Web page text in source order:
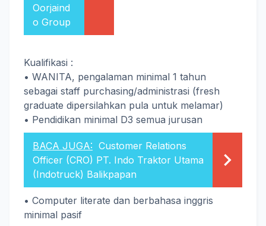
Oorjaind
o Group
Kualifikasi :
• WANITA, pengalaman minimal 1 tahun
sebagai staff purchasing/administrasi (fresh
graduate dipersilahkan pula untuk melamar)
• Pendidikan minimal D3 semua jurusan
BACA JUGA: Customer Relations
Officer (CRO) PT. Indo Traktor Utama
(Indotruck) Balikpapan
• Computer literate dan berbahasa inggris
minimal pasif